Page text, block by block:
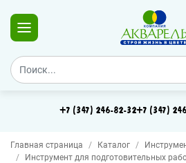
+7 (347) 246-82-32+7 (347)
Главная страница Каталог
Инструмент для подготовительных